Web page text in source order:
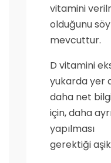
vitamini
olduğunu
mevcuttur.
D vitamini
yukarda yer
daha net
için, daha
yapılması
gerektiği